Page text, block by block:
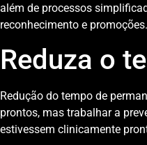
além de processos
reconhecimento e promoções.
Reduza o
Redução do tempo de
prontos, mas trabalhar a
estivessem clinicamente